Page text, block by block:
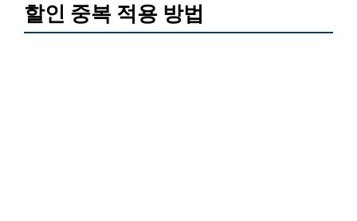
할인 중복 적용 방법